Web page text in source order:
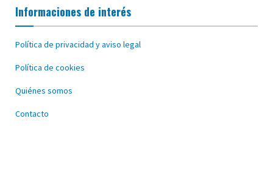
Informaciones de interés
Política de privacidad y aviso legal
Política de cookies
Quiénes somos
Contacto